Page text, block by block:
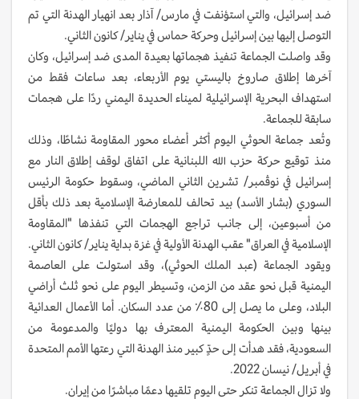
ضد إسرائيل، والتي استؤنفت في مارس/ آذار بعد انهيار الهدنة التي تم
التوصل إليها بين إسرائيل وحركة حماس في يناير/ كانون الثاني.
وقد واصلت الجماعة تنفيذ هجماتها بعيدة المدى ضد إسرائيل، وكان
آخرها إطلاق صاروخ باليستي يوم الأربعاء، بعد ساعات فقط من
استهداف البحرية الإسرائيلية لميناء الحديدة اليمني ردًا على هجمات
سابقة للجماعة.
وتُعد جماعة الحوثي اليوم أكثر أعضاء محور المقاومة نشاطًا، وذلك
منذ توقيع حركة حزب الله اللبنانية على اتفاق لوقف إطلاق النار مع
إسرائيل في نوڤمبر/ تشرين الثاني الماضي، وسقوط حكومة الرئيس
السوري (بشار الأسد) بيد تحالف للمعارضة الإسلامية بعد ذلك بأقل
من أسبوعين، إلى جانب تراجع الهجمات التي تنفذها "المقاومة
الإسلامية في العراق" عقب الهدنة الأولية في غزة بداية يناير/ كانون الثاني.
ويقود الجماعة (عبد الملك الحوثي)، وقد استولت على العاصمة
اليمنية قبل نحو عقد من الزمن، وتسيطر اليوم على نحو ثلث أراضي
البلاد، وعلى ما يصل إلى 80٪ من عدد السكان. أما الأعمال العدائية
بينها وبين الحكومة اليمنية المعترف بها دوليًا والمدعومة من
السعودية، فقد هدأت إلى حدٍّ كبير منذ الهدنة التي رعتها الأمم المتحدة
في أبريل/ نيسان 2022.
ولا تزال الجماعة تنكر حتى اليوم تلقيها دعمًا مباشرًا من إيران.